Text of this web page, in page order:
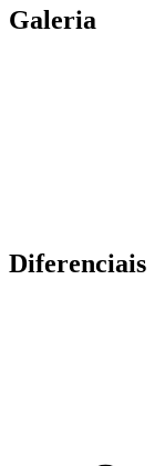
Galeria
Diferenciais